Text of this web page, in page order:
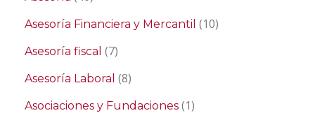
Asesoría Financiera y Mercantil (10)
Asesoría fiscal (7)
Asesoría Laboral (8)
Asociaciones y Fundaciones (1)